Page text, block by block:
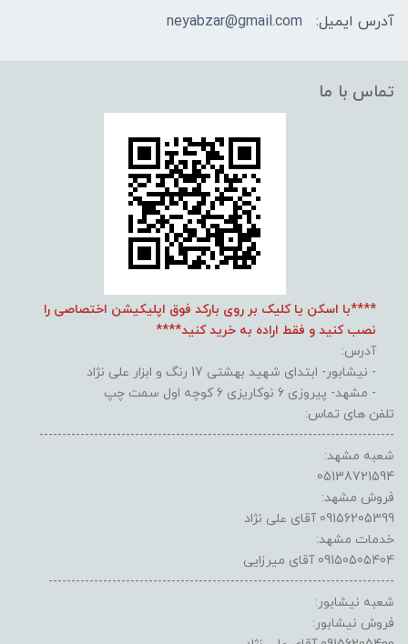
آدرس ایمیل:
neyabzar@gmail.com
تماس با ما
****با اسکن یا کلیک بر روی بارکد فوق اپلیکیشن اختصاصی را
نصب کنید و فقط اراده به خرید کنید****
آدرس:
- نیشابور- ابتدای شهید بهشتی 17 رنگ و ابزار علی نژاد
- مشهد- پیروزی 6 نوکاریزی 6 کوچه اول سمت چپ
تلفن های تماس:
------------------------------------------------------------------------------
شعبه مشهد:
05138721594
فروش مشهد:
09156205399 آقای علی نژاد
خدمات مشهد:
09150505404 آقای میرزایی
----------------------------------------------------------------------------
شعبه نیشابور:
فروش نیشابور: